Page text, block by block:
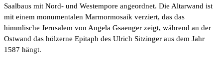
Saalbaus mit Nord- und Westempore angeordnet. Die Altarwand ist
mit einem monumentalen Marmormosaik verziert, das das
himmlische Jerusalem von Angela Gsaenger zeigt, während an der
Ostwand das hölzerne Epitaph des Ulrich Sitzinger aus dem Jahr
1587 hängt.